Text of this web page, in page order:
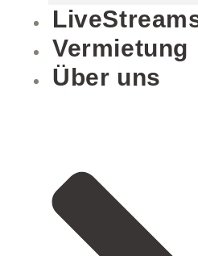
Vermietung
Über uns